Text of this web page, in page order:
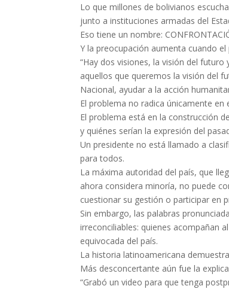
Lo que millones de bolivianos
junto a instituciones armadas del
Eso tiene un nombre:
Y la preocupación aumenta cuando
“Hay dos visiones, la visión del
aquellos que queremos la visión del
Nacional, ayudar a la acción
El problema no radica únicamente en
El problema está en la construcción
y quiénes serían la expresión del
Un presidente no está llamado a
para todos.
La máxima autoridad del país, que
ahora considera minoría, no puede
cuestionar su gestión o participar en
Sin embargo, las palabras
irreconciliables: quienes acompañan
equivocada del país.
La historia latinoamericana
Más desconcertante aún fue la
“Grabó un video para que tenga